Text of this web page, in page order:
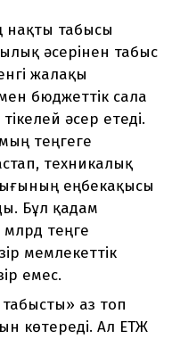
нақты табысы
әсерінен табыс
жалақы
бюджеттік сала
әсер етеді.
теңгеге
техникалық
еңбекақысы
Бұл қадам
теңге
мемлекеттік
емес.
аз топ
көтереді. Ал ЕТЖ